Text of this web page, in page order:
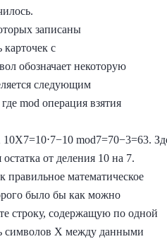
записаны
карточек с
обозначает некоторую
следующим
mod операция взятия
mod7=70−3=63.
остатка от деления 10 на 7.
правильное математическое
было бы как можно
строку, содержащую по одной
символов X между данными